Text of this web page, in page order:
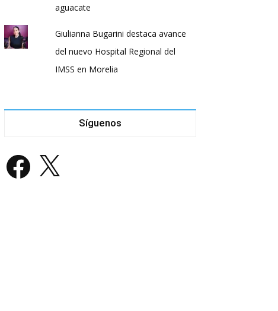
aguacate
Giulianna Bugarini destaca avance
del nuevo Hospital Regional del
IMSS en Morelia
Síguenos
Facebook